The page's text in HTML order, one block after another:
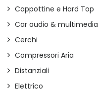
Cappottine e Hard Top
Car audio & multimedia
Cerchi
Compressori Aria
Distanziali
Elettrico